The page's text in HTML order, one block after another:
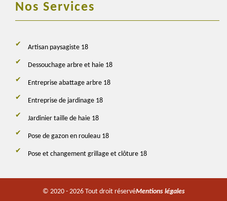
Nos Services
Artisan paysagiste 18
Dessouchage arbre et haie 18
Entreprise abattage arbre 18
Entreprise de jardinage 18
Jardinier taille de haie 18
Pose de gazon en rouleau 18
Pose et changement grillage et clôture 18
© 2020 - 2026 Tout droit réservéMentions légales